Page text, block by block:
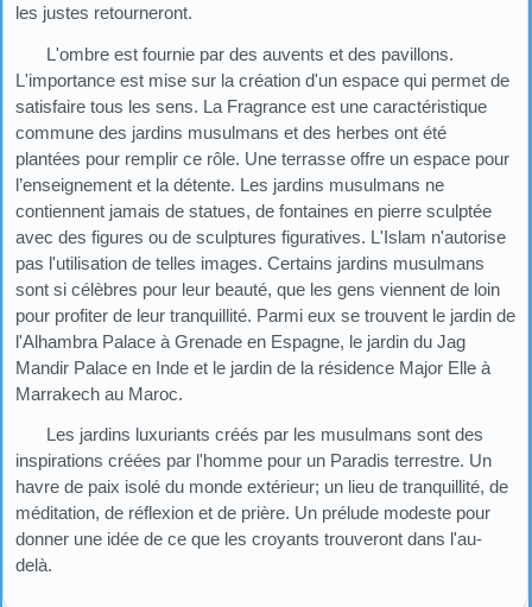
les justes retourneront.
L'ombre est fournie par des auvents et des pavillons.
L'importance est mise sur la création d'un espace qui permet de
satisfaire tous les sens. La Fragrance est une caractéristique
commune des jardins musulmans et des herbes ont été
plantées pour remplir ce rôle. Une terrasse offre un espace pour
l’enseignement et la détente. Les jardins musulmans ne
contiennent jamais de statues, de fontaines en pierre sculptée
avec des figures ou de sculptures figuratives. L'Islam n'autorise
pas l'utilisation de telles images. Certains jardins musulmans
sont si célèbres pour leur beauté, que les gens viennent de loin
pour profiter de leur tranquillité. Parmi eux se trouvent le jardin de
l'Alhambra Palace à Grenade en Espagne, le jardin du Jag
Mandir Palace en Inde et le jardin de la résidence Major Elle à
Marrakech au Maroc.
Les jardins luxuriants créés par les musulmans sont des
inspirations créées par l'homme pour un Paradis terrestre. Un
havre de paix isolé du monde extérieur; un lieu de tranquillité, de
méditation, de réflexion et de prière. Un prélude modeste pour
donner une idée de ce que les croyants trouveront dans l'au-
delà.